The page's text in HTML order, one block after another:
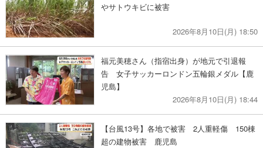
やサトウキビに被害
2026年8月10日(月) 18:50
福元美穂さん（指宿出身）が地元で引退報
告 女子サッカーロンドン五輪銀メダル【鹿
児島】
2026年8月10日(月) 18:44
【台風13号】各地で被害 2人重軽傷 150棟
超の建物被害 鹿児島